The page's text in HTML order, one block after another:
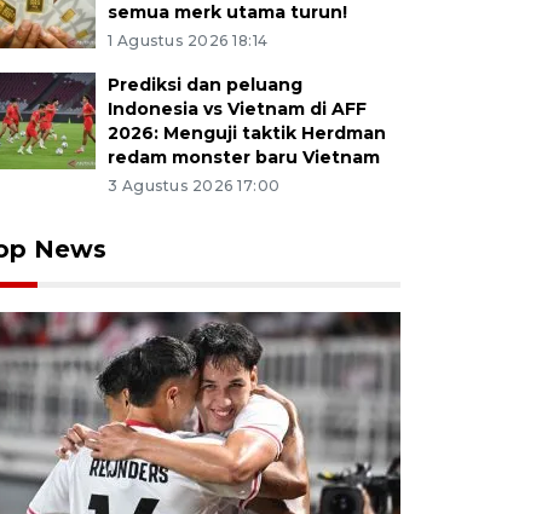
semua merk utama turun!
1 Agustus 2026 18:14
Prediksi dan peluang
Indonesia vs Vietnam di AFF
2026: Menguji taktik Herdman
redam monster baru Vietnam
3 Agustus 2026 17:00
News